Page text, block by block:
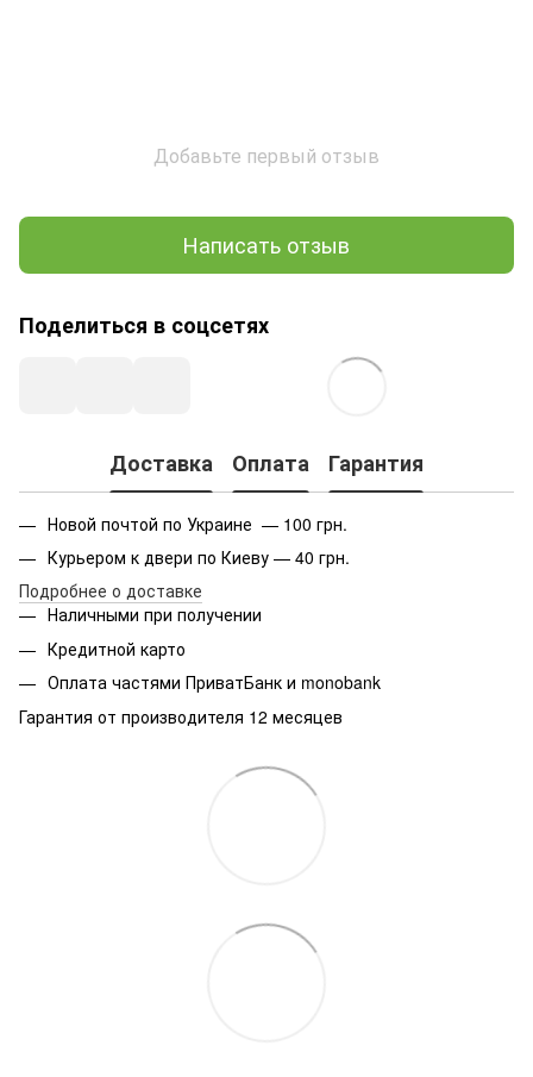
Добавьте первый отзыв
Написать отзыв
Поделиться в соцсетях
Доставка Оплата Гарантия
Новой почтой по Украине — 100 грн.
Курьером к двери по Киеву — 40 грн.
Подробнее о доставке
Наличными при получении
Кредитной карто
Оплата частями ПриватБанк и monobank
Гарантия от производителя 12 месяцев